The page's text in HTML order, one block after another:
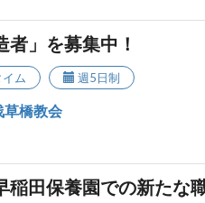
者」を募集中！
ム 週5日制
草橋教会
稲田保養園での新たな